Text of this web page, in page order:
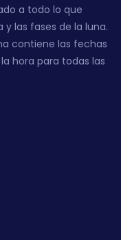
a todo lo que
las fases de la luna.
contiene las fechas
hora para todas las